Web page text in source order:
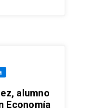
alumno
Economía